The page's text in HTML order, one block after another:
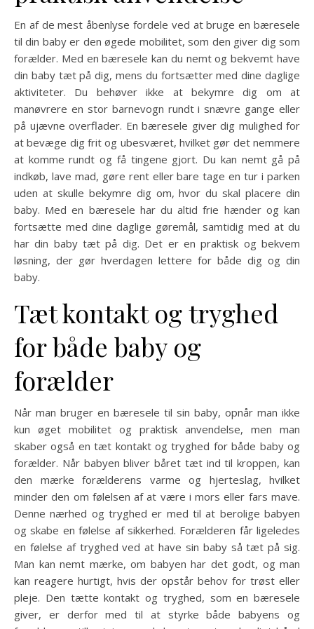
En af de mest åbenlyse fordele ved at bruge en bæresele
til din baby er den øgede mobilitet, som den giver dig som
forælder. Med en bæresele kan du nemt og bekvemt have
din baby tæt på dig, mens du fortsætter med dine daglige
aktiviteter. Du behøver ikke at bekymre dig om at
manøvrere en stor barnevogn rundt i snævre gange eller
på ujævne overflader. En bæresele giver dig mulighed for
at bevæge dig frit og ubesværet, hvilket gør det nemmere
at komme rundt og få tingene gjort. Du kan nemt gå på
indkøb, lave mad, gøre rent eller bare tage en tur i parken
uden at skulle bekymre dig om, hvor du skal placere din
baby. Med en bæresele har du altid frie hænder og kan
fortsætte med dine daglige gøremål, samtidig med at du
har din baby tæt på dig. Det er en praktisk og bekvem
løsning, der gør hverdagen lettere for både dig og din
baby.
Tæt kontakt og tryghed
for både baby og
forælder
Når man bruger en bæresele til sin baby, opnår man ikke
kun øget mobilitet og praktisk anvendelse, men man
skaber også en tæt kontakt og tryghed for både baby og
forælder. Når babyen bliver båret tæt ind til kroppen, kan
den mærke forælderens varme og hjerteslag, hvilket
minder den om følelsen af at være i mors eller fars mave.
Denne nærhed og tryghed er med til at berolige babyen
og skabe en følelse af sikkerhed. Forælderen får ligeledes
en følelse af tryghed ved at have sin baby så tæt på sig.
Man kan nemt mærke, om babyen har det godt, og man
kan reagere hurtigt, hvis der opstår behov for trøst eller
pleje. Den tætte kontakt og tryghed, som en bæresele
giver, er derfor med til at styrke både babyens og